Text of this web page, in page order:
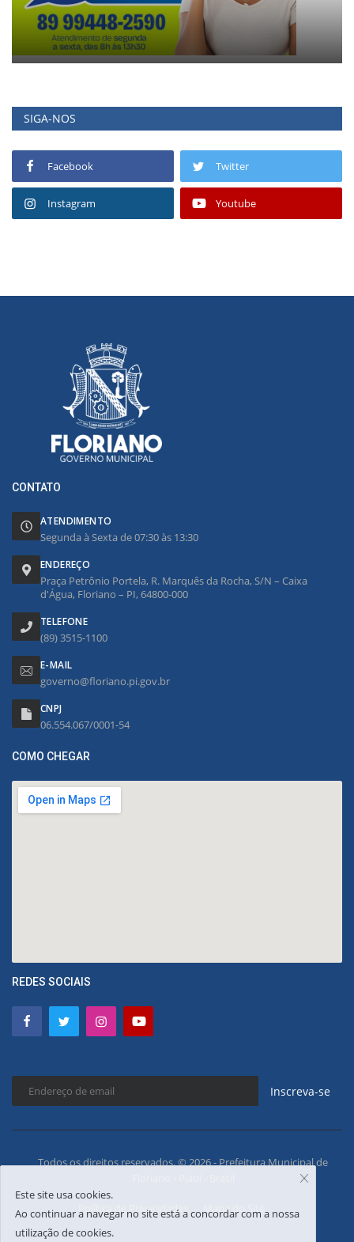
SIGA-NOS
Facebook Twitter
Instagram Youtube
CONTATO
ATENDIMENTO
Segunda à Sexta de 07:30 às 13:30
ENDEREÇO
Praça Petrônio Portela, R. Marquês da Rocha, S/N – Caixa
d'Água, Floriano – PI, 64800-000
TELEFONE
(89) 3515-1100
E-MAIL
governo@floriano.pi.gov.br
CNPJ
06.554.067/0001-54
COMO CHEGAR
REDES SOCIAIS
Inscreva-se
Todos os direitos reservados. © 2026 - Prefeitura Municipal de
Política de Privacidades Mapa do Site
Este site usa cookies.
Ao continuar a navegar no site está a concordar com a nossa
utilização de cookies.